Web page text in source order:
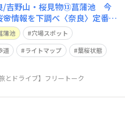
/吉野山・桜見物⑬菖蒲池 今
情報を下調べ〈奈良〉定番か
スポット2026［奈良市編］
sakura-naracity/
池神社』が紹介されてい
蒲池
穴場スポット
道 ライトマップ 葉桜状態
旅とドライブ】フリートーク